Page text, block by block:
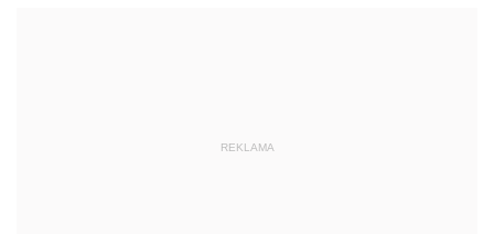
REKLAMA